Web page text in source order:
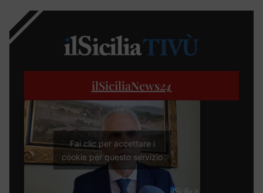
ilSiciliaNews24
Fai clic per accettare i
cookie per questo servizio